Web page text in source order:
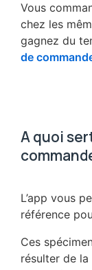
Vous
chez les
gagnez du
de
A quoi
L’app vous
référence
Ces
résulter de la